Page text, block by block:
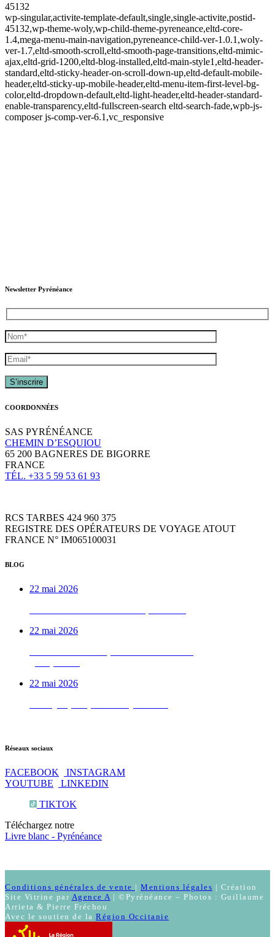
45132
wp-singular,activite-template-default,single,single-activite,postid-
45132,wp-theme-woly,wp-child-theme-pyreneance,eltd-core-
1.4,mega-menu-main-navigation,pyreneance-child-ver-1.0.1,woly-
ver-1.7,eltd-smooth-scroll,eltd-smooth-page-transitions,eltd-mimic-
ajax,eltd-grid-1200,eltd-blog-installed,eltd-main-style1,eltd-header-
standard,eltd-sticky-header-on-scroll-down-up,eltd-default-mobile-
header,eltd-sticky-up-mobile-header,eltd-menu-item-first-level-bg-
color,eltd-dropdown-default,eltd-light-header,eltd-header-standard-
enable-transparency,eltd-fullscreen-search eltd-search-fade,wpb-js-
composer js-comp-ver-6.1,vc_responsive
Newsletter Pyrénéance
COORDONNÉES
SAS PYRÉNÉANCE
CHEMIN D’ESQUIOU
65 200 BAGNERES DE BIGORRE
FRANCE
TÉL. +33 5 59 53 61 93
RCS TARBES 424 960 375
REGISTRE DES OPÉRATEURS DE VOYAGE ATOUT
FRANCE N° IM065100031
BLOG
22 mai 2026
22 mai 2026
22 mai 2026
Réseaux sociaux
FACEBOOK
INSTAGRAM
YOUTUBE
LINKEDIN
TIKTOK
Téléchargez notre
Livre blanc - Pyrénéance
Conditions générales de vente | Mentions légales | Création
Site Vitrine par Agence A | ©Pyrénéance – Photos : Guillaume
Arrieta & Pierre Fréchou
Avec le soutien de la Région Occitanie